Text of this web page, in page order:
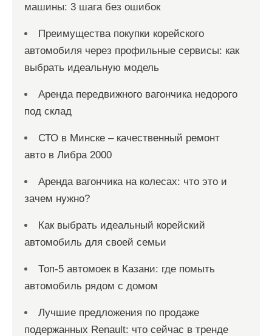
машины: 3 шага без ошибок
Преимущества покупки корейского
автомобиля через профильные сервисы: как
выбрать идеальную модель
Аренда передвижного вагончика недорого
под склад
СТО в Минске – качественный ремонт
авто в Либра 2000
Аренда вагончика на колесах: что это и
зачем нужно?
Как выбрать идеальный корейский
автомобиль для своей семьи
Топ-5 автомоек в Казани: где помыть
автомобиль рядом с домом
Лучшие предложения по продаже
подержанных Renault: что сейчас в тренде